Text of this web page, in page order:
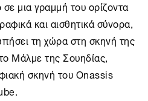
μια γραμμή του ορίζοντα
και αισθητικά σύνορα,
τη χώρα στη σκηνή της
Μάλμε της Σουηδίας,
σκηνή τουOnassis